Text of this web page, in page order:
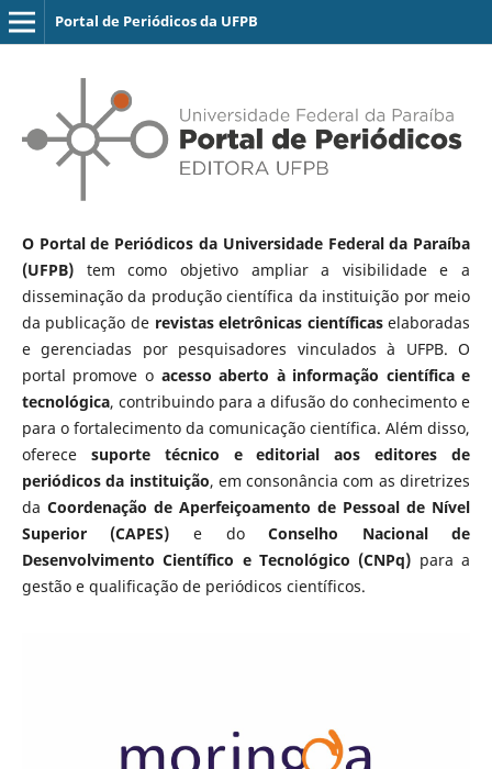
Portal de Periódicos da UFPB
O Portal de Periódicos da Universidade Federal da Paraíba
(UFPB)tem como objetivo ampliar a visibilidade e a
disseminação da produção científica da instituição por meio
da publicação de revistas eletrônicas científicaselaboradas
e gerenciadas por pesquisadores vinculados à UFPB. O
portal promove o acesso aberto à informação científica e
tecnológica, contribuindo para a difusão do conhecimento e
para o fortalecimento da comunicação científica. Além disso,
oferece suporte técnico e editorial aos editores de
periódicos da instituição, em consonância com as diretrizes
da Coordenação de Aperfeiçoamento de Pessoal de Nível
Superior (CAPES) e doConselho Nacional de
Desenvolvimento Científico e Tecnológico (CNPq) para a
gestão e qualificação de periódicos científicos.